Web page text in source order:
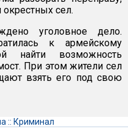
сел.
уголовное дело.
к армейскому
найти возможность
При этом жители сел
взять его под свою
:: Криминал